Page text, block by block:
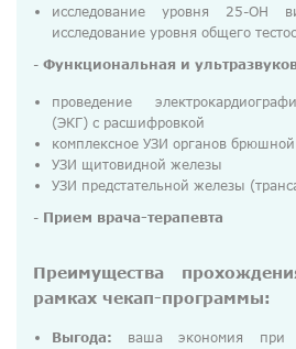
исследование уровня 25-OH
исследование уровня общего
- Функциональная и
проведение
(ЭКГ) с расшифровкой
комплексное УЗИ органов
УЗИ щитовидной железы
УЗИ предстательной железы
- Прием врача-терапевта
Преимущества
рамках чекап-программы:
Выгода: ваша экономия при